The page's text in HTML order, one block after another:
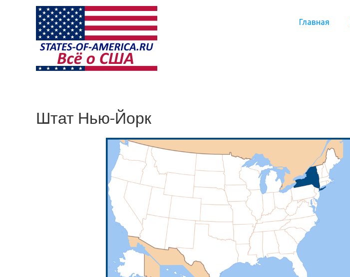
Главная
Штат Нью-Йорк